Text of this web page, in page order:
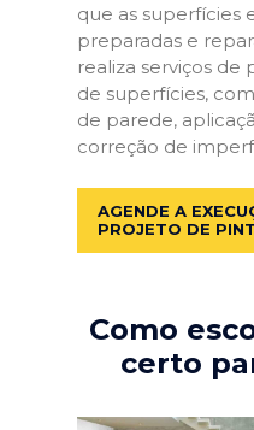
que as superfícies
preparadas e
realiza serviços de
de superfícies,
de parede,
correção de
AGENDE A
PROJETO DE
Como
certo